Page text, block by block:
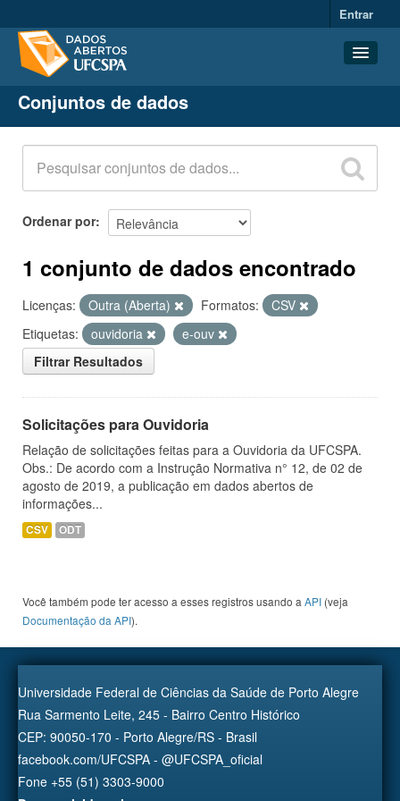
Entrar
Conjuntos de dados
Organizações
Grupos
Sobre
Conjuntos de dados
Ordenar por
1 conjunto de dados encontrado
Licenças: Outra (Aberta) Formatos:
CSV
Etiquetas:
ouvidoria
e-ouv
Filtrar Resultados
Solicitações para Ouvidoria
Relação de solicitações feitas para a Ouvidoria da UFCSPA.
Obs.: De acordo com a Instrução Normativa n° 12, de 02 de
agosto de 2019, a publicação em dados abertos de
informações...
CSV ODT
Você também pode ter acesso a esses registros usando a API (veja
Documentação da API).
Universidade Federal de Ciências da Saúde de Porto Alegre
Rua Sarmento Leite, 245 - Bairro Centro Histórico
CEP: 90050-170 - Porto Alegre/RS - Brasil
facebook.com/UFCSPA - @UFCSPA_oficial
Fone +55 (51) 3303-9000